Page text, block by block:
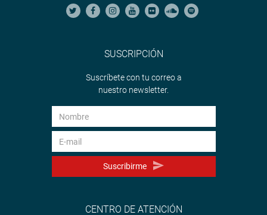
SUSCRIPCIÓN
Suscríbete con tu correo a
nuestro newsletter.
Suscribirme
CENTRO DE ATENCIÓN